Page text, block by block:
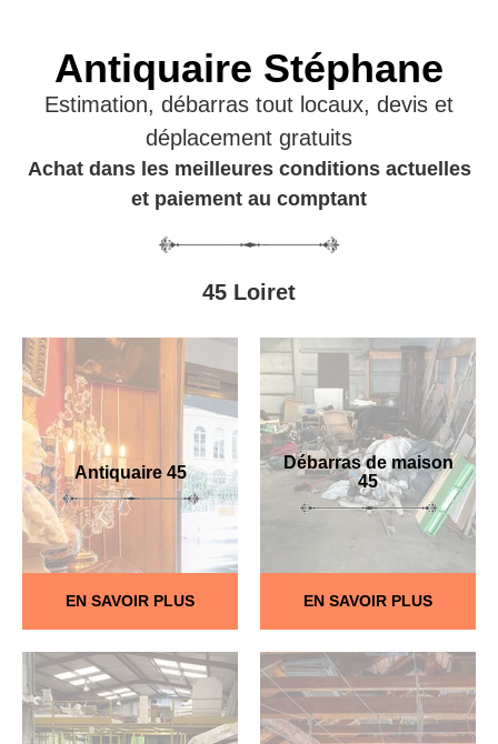
Antiquaire Stéphane
Estimation, débarras tout locaux, devis et
déplacement gratuits
Achat dans les meilleures conditions actuelles
et paiement au comptant
45 Loiret
Antiquaire 45
EN SAVOIR PLUS
Débarras de maison
45
EN SAVOIR PLUS